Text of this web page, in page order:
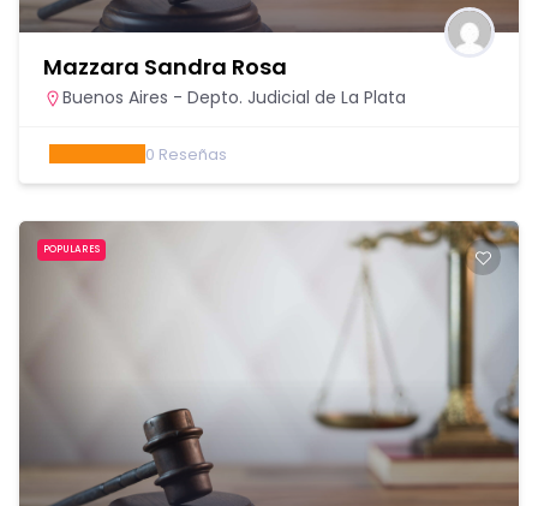
Mazzara Sandra Rosa
Buenos Aires - Depto. Judicial de La Plata
0 Reseñas
POPULARES